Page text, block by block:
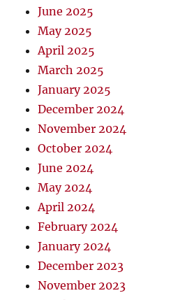
June 2025
May 2025
April 2025
March 2025
January 2025
December 2024
November 2024
October 2024
June 2024
May 2024
April 2024
February 2024
January 2024
December 2023
November 2023